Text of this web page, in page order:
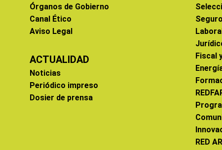
Órganos de Gobierno
Canal Ético
Aviso Legal
ACTUALIDAD
Noticias
Periódico impreso
Dosier de prensa
Fiscal
RED